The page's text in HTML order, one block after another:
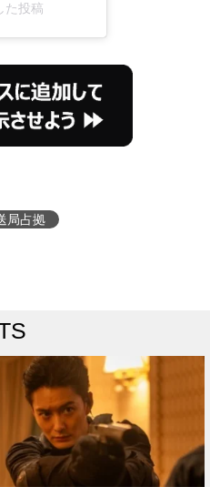
た投稿
局占拠